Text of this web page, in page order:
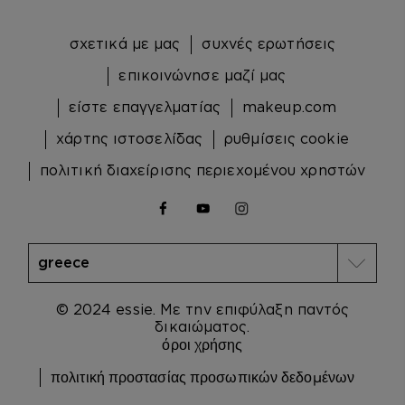
© 2024 essie. Με την επιφύλαξη παντός
δικαιώματος.
όροι χρήσης
πολιτική προστασίας προσωπικών δεδομένων
σχετικά με μας
συχνές ερωτήσεις
επικοινώνησε μαζί μας
είστε επαγγελματίας
makeup.com
χάρτης ιστοσελίδας
ρυθμίσεις cookie
πολιτική διαχείρισης περιεχομένου χρηστών
facebookyoutubeinstagram